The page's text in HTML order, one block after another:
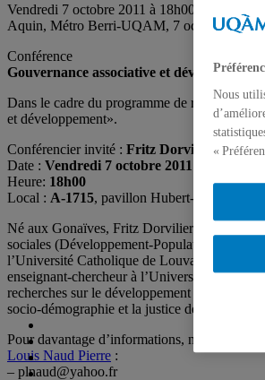
Vendredi 7 octobre 2011 à 18h00 au local
Aquin, Métro Berri-UQAM, 7 octobre 2011
Conférence
Gouvernance associative et
Dans le cadre du programme de recherche
et développement».
Conférencier invité : Fritz Dorvilier
Date : Vendredi 7 octobre 2011
Heure: 18h00
Local : A-1715, pavillon Hubert-Aquin,
Né aux Gonaïves, Fritz Dorvilier détient un
sociales (Développement-Population-
l’Université Catholique de Louvain/Belgique.
enseignant-chercheur à l’Université d’État
recherches sur le développement local, la
socio-démographie et la justice de paix.
Pour davantage d’informations, n’hésitez pas
Louis Naud Pierre :
– plnaud@yahoo.fr
Nous
«